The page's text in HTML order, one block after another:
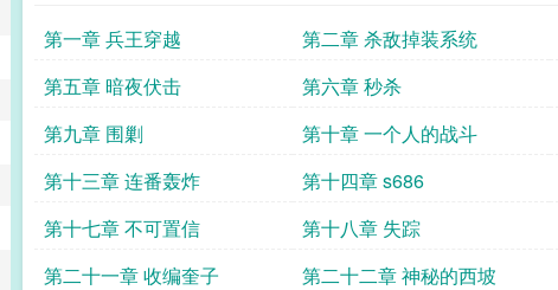
第一章 兵王穿越 第二章 杀敌掉装系统
第五章 暗夜伏击
第六章 秒杀
第九章 围剿
第十章 一个人的战斗
第十三章 连番轰炸
第十四章 s686
第十七章 不可置信
第十八章 失踪
第二十一章 收编奎子
第二十二章 神秘的西坡